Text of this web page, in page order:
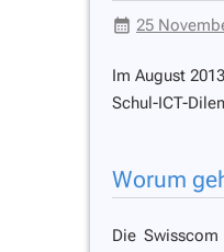
25
Im August
Schul-ICT-
Worum
Die